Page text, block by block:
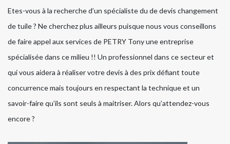
Etes-vous à la recherche d’un spécialiste du de devis changement
de tuile ? Ne cherchez plus ailleurs puisque nous vous conseillons
de faire appel aux services de PETRY Tony une entreprise
spécialisée dans ce milieu !! Un professionnel dans ce secteur et
qui vous aidera à réaliser votre devis à des prix défiant toute
concurrence mais toujours en respectant la technique et un
savoir-faire qu’ils sont seuls à maitriser. Alors qu’attendez-vous
encore ?